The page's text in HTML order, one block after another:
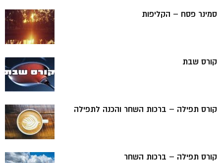
סמינר פסח – הקליפות
קורס שבת
קורס תפילה – ברכות השחר והכנה לתפילה
קורס תפילה – ברכות השחר